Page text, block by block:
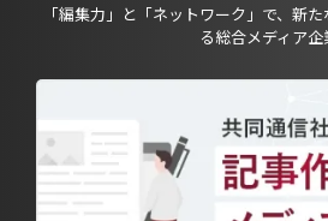
「編集力」と「ネットワーク」で、新
る総合メディア企